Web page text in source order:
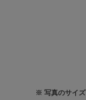
※ 写真のサイズ